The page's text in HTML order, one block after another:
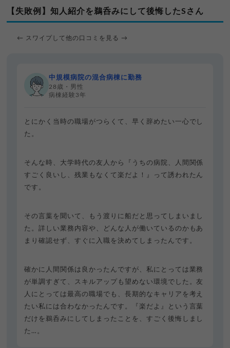
【失敗例】知人紹介を鵜呑みにして後悔したSさん
← スワイプして他の口コミを見る →
中規模病院の混合病棟に勤務
28歳・男性
病棟経験3年
とにかく当時の職場がつらくて、早く辞めたい一心でし
た。
そんな時、大学時代の友人から『うちの病院、人間関係
すごく良いし、残業もなくて楽だよ！』って誘われたん
です。
その言葉を聞いて、もう渡りに船だと思ってしまいまし
た。詳しい業務内容や、どんな人が働いているのかもあ
まり確認せず、すぐに入職を決めてしまったんです。
確かに人間関係は良かったんですが、私にとっては業務
が単調すぎて、スキルアップも望めない環境でした。友
人にとっては最高の職場でも、長期的なキャリアを考え
たい私には合わなかったんです。『楽だよ』という言葉
だけを鵜呑みにしてしまったことを、すごく後悔しまし
た…。